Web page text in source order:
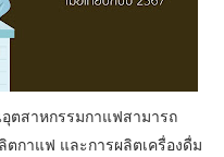
ตสาหกรรมกาแฟสามารถ
กาแฟ และการผลิตเครื่องดื่ม